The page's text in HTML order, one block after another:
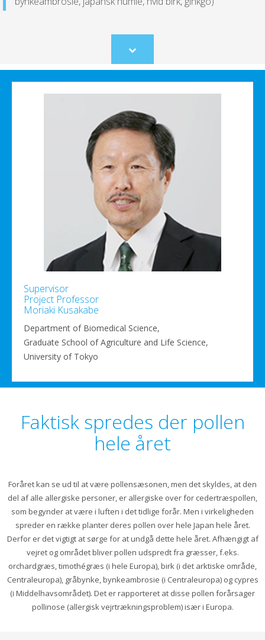
Scroll
to
Supervisor
Project Professor
Moriaki Kusakabe
Department of Biomedical Science,
Graduate School of Agriculture and Life Science,
University of Tokyo
Faktisk spredes der pollen
hele året
Foråret kan se ud til at være pollensæsonen, men det skyldes, at den
del af alle allergiske personer, er allergiske over for cedertræspollen,
som begynder at være i luften i det tidlige forår. Men i virkeligheden
spreder en række planter deres pollen over hele Japan hele året.
Derfor er det vigtigt at sørge for at undgå dette hele året. Afhængigt af
vejret og området bliver pollen udspredt fra græsser, f.eks.
orchardgræs, timothégræs (i hele Europa), birk (i det arktiske område,
Centraleuropa), gråbynke, bynkeambrosie (i Centraleuropa) og cypres
(i Middelhavsområdet). Det er rapporteret at disse pollen forårsager
pollinose (allergisk vejrtrækningsproblem) især i Europa.